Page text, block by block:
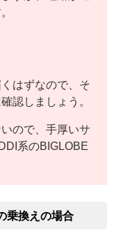
はずなので、そ
認しましょう。
ので、手厚いサ
系のBIGLOBE
乗換えの場合